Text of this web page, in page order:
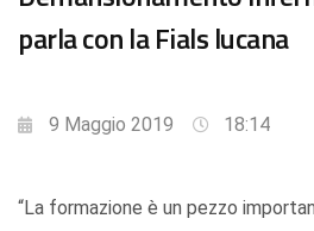
parla con la Fials lucana
9 Maggio 2019 18:14
“La formazione è un pezzo